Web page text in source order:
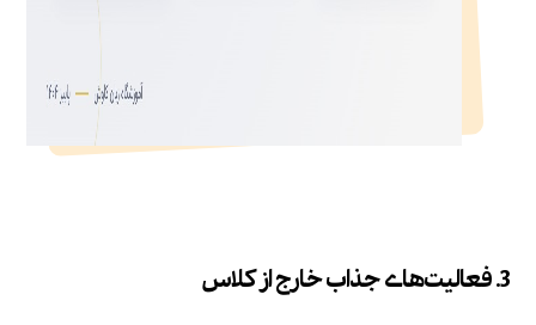
3. فعالیت‌های جذاب خارج از کلاس